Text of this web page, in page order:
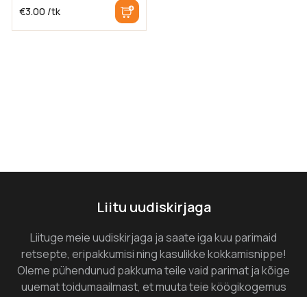
€3.00 /tk
Liitu uudiskirjaga
Liituge meie uudiskirjaga ja saate iga kuu parimaid
retsepte, eripakkumisi ning kasulikke kokkamisnippe!
Oleme pühendunud pakkuma teile vaid parimat ja kõige
uuemat toidumaailmast, et muuta teie köögikogemus